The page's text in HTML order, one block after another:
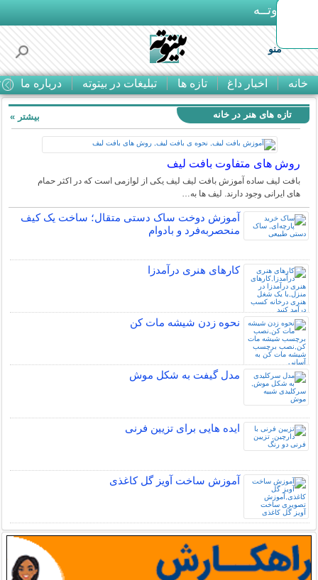
بـیتوتــه
منو
خانه اخبار داغ تازه ها تبلیغات در بیتوته درباره ما
تازه های هنر در خانه
روش های متفاوت بافت لیف
بافت لیف ساده آموزش بافت لیف لیف یکی از لوازمی است که در اکثر حمام
های ایرانی وجود دارند. لیف ها به…
آموزش دوخت ساک دستی متقال؛ ساخت یک کیف
منحصربه‌فرد و بادوام
کارهای هنری درآمدزا
نحوه زدن شیشه مات کن
مدل گیفت به شکل موش
ایده هایی برای تزیین فرنی
آموزش ساخت آویز گل کاغذی
بیشتر »